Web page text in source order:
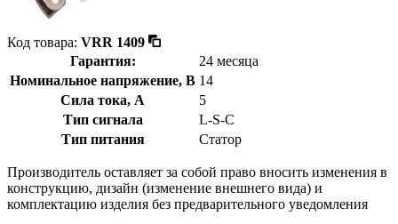
Код товара: VRR 1409
Гарантия:
24 месяца
Номинальное напряжение, В 14
Сила тока, А
5
Тип сигнала
L-S-C
Тип питания
Статор
Производитель оставляет за собой право вносить изменения в
конструкцию, дизайн (изменение внешнего вида) и
комплектацию изделия без предварительного уведомления